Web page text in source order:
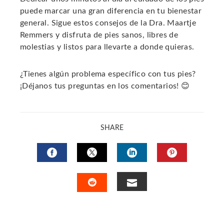
puede marcar una gran diferencia en tu bienestar
general. Sigue estos consejos de la Dra. Maartje
Remmers y disfruta de pies sanos, libres de
molestias y listos para llevarte a donde quieras.
¿Tienes algún problema específico con tus pies?
¡Déjanos tus preguntas en los comentarios! 😊
SHARE
FACEBOOKTWITTERLINKEDIN